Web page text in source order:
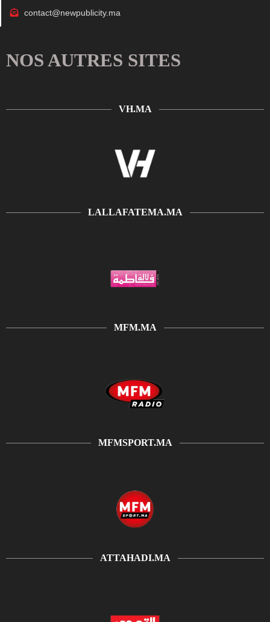
contact@newpublicity.ma
NOS AUTRES SITES
VH.MA
LALLAFATEMA.MA
MFM.MA
MFMSPORT.MA
ATTAHADI.MA